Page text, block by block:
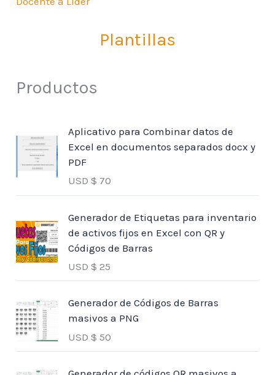
Plantillas
Productos
Aplicativo para Combinar datos de
Excel en documentos separados docx y
PDF
USD $ 70
Generador de Etiquetas para inventario
de activos fijos en Excel con QR y
Códigos de Barras
USD $ 25
Generador de Códigos de Barras
masivos a PNG
USD $ 50